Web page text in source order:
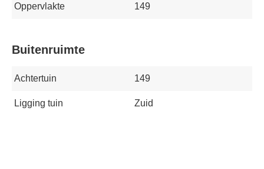
Oppervlakte 149
Buitenruimte
Achtertuin 149
Ligging tuin Zuid